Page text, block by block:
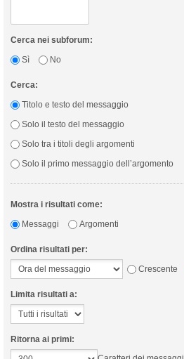
Cerca nei subforum:
Sì
No
Cerca:
Titolo e testo del messaggio
Solo il testo del messaggio
Solo tra i titoli degli argomenti
Solo il primo messaggio dell’argomento
Mostra i risultati come:
Messaggi
Argomenti
Ordina risultati per:
Crescente
Limita risultati a:
Ritorna ai primi: